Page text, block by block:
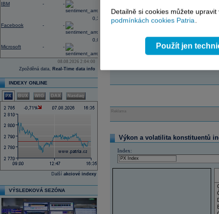
IBM - -
Facebook - -
0,37
Microsoft - -
0,03
08.08.2026 2:04:00
Zpožděná data, Real-Time data info
INDEXY ONLINE
PX BUX WIG DAX Nasdaq
Další akciové indexy
VÝSLEDKOVÁ SEZÓNA
Reklama
Výkon a volatilita konstituentů
Index:
Detailně si cookies můžete
podmínkách cookies Patria.
Použít jen